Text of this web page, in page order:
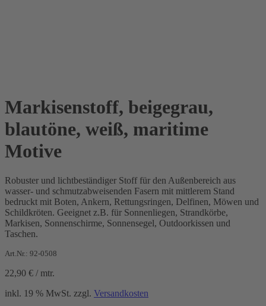
Markisenstoff, beigegrau,
blautöne, weiß, maritime
Motive
Robuster und lichtbeständiger Stoff für den Außenbereich aus
wasser- und schmutzabweisenden Fasern mit mittlerem Stand
bedruckt mit Boten, Ankern, Rettungsringen, Delfinen, Möwen und
Schildkröten. Geeignet z.B. für Sonnenliegen, Strandkörbe,
Markisen, Sonnenschirme, Sonnensegel, Outdoorkissen und
Taschen.
Art.Nr.: 92-0508
22,90 € / mtr.
inkl. 19 % MwSt. zzgl. Versandkosten